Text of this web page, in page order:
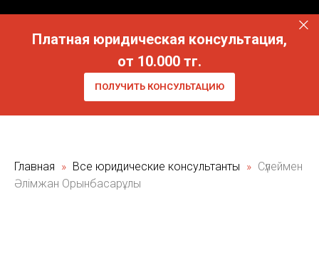
Платная юридическая консультация,
от 10.000 тг.
ПОЛУЧИТЬ КОНСУЛЬТАЦИЮ
Главная Все юридические консультанты
Сүлеймен
Әлімжан Орынбасарұлы